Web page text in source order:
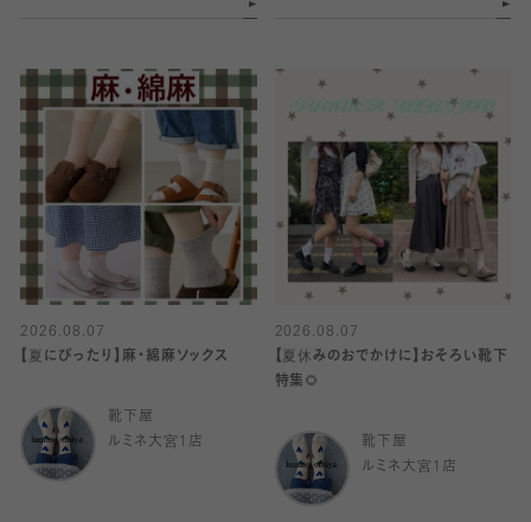
2026.08.07
【夏にぴったり】麻・綿麻ソックス
靴下屋
ルミネ大宮1店
2026.08.07
【夏休みのおでかけに】おそろい靴下
特集🌻
靴下屋
ルミネ大宮1店